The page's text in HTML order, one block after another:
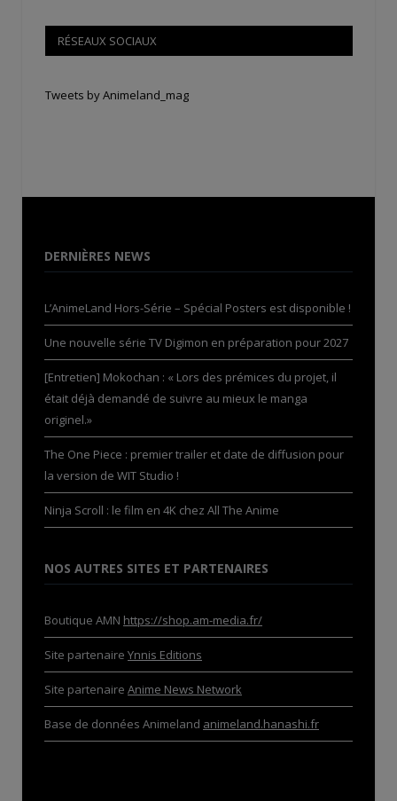
RÉSEAUX SOCIAUX
Tweets by Animeland_mag
DERNIÈRES NEWS
L’AnimeLand Hors-Série – Spécial Posters est disponible !
Une nouvelle série TV Digimon en préparation pour 2027
[Entretien] Mokochan : « Lors des prémices du projet, il
était déjà demandé de suivre au mieux le manga
originel.»
The One Piece : premier trailer et date de diffusion pour
la version de WIT Studio !
Ninja Scroll : le film en 4K chez All The Anime
NOS AUTRES SITES ET PARTENAIRES
Boutique AMN https://shop.am-media.fr/
Site partenaire Ynnis Editions
Site partenaire Anime News Network
Base de données Animeland animeland.hanashi.fr